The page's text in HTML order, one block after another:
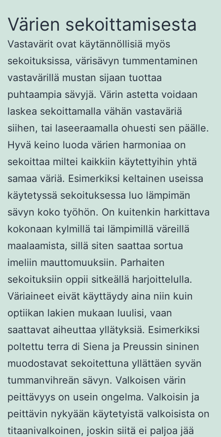
Värien sekoittamisesta
Vastavärit ovat käytännöllisiä myös
sekoituksissa, värisävyn tummentaminen
vastavärillä mustan sijaan tuottaa
puhtaampia sävyjä. Värin astetta voidaan
laskea sekoittamalla vähän vastaväriä
siihen, tai laseeraamalla ohuesti sen päälle.
Hyvä keino luoda värien harmoniaa on
sekoittaa miltei kaikkiin käytettyihin yhtä
samaa väriä. Esimerkiksi keltainen useissa
käytetyssä sekoituksessa luo lämpimän
sävyn koko työhön. On kuitenkin harkittava
kokonaan kylmillä tai lämpimillä väreillä
maalaamista, sillä siten saattaa sortua
imeliin mauttomuuksiin. Parhaiten
sekoituksiin oppii sitkeällä harjoittelulla.
Väriaineet eivät käyttäydy aina niin kuin
optiikan lakien mukaan luulisi, vaan
saattavat aiheuttaa yllätyksiä. Esimerkiksi
poltettu terra di Siena ja Preussin sininen
muodostavat sekoitettuna yllättäen syvän
tummanvihreän sävyn. Valkoisen värin
peittävyys on usein ongelma. Valkoisin ja
peittävin nykyään käytetyistä valkoisista on
titaanivalkoinen, joskin siitä ei paljoa jää